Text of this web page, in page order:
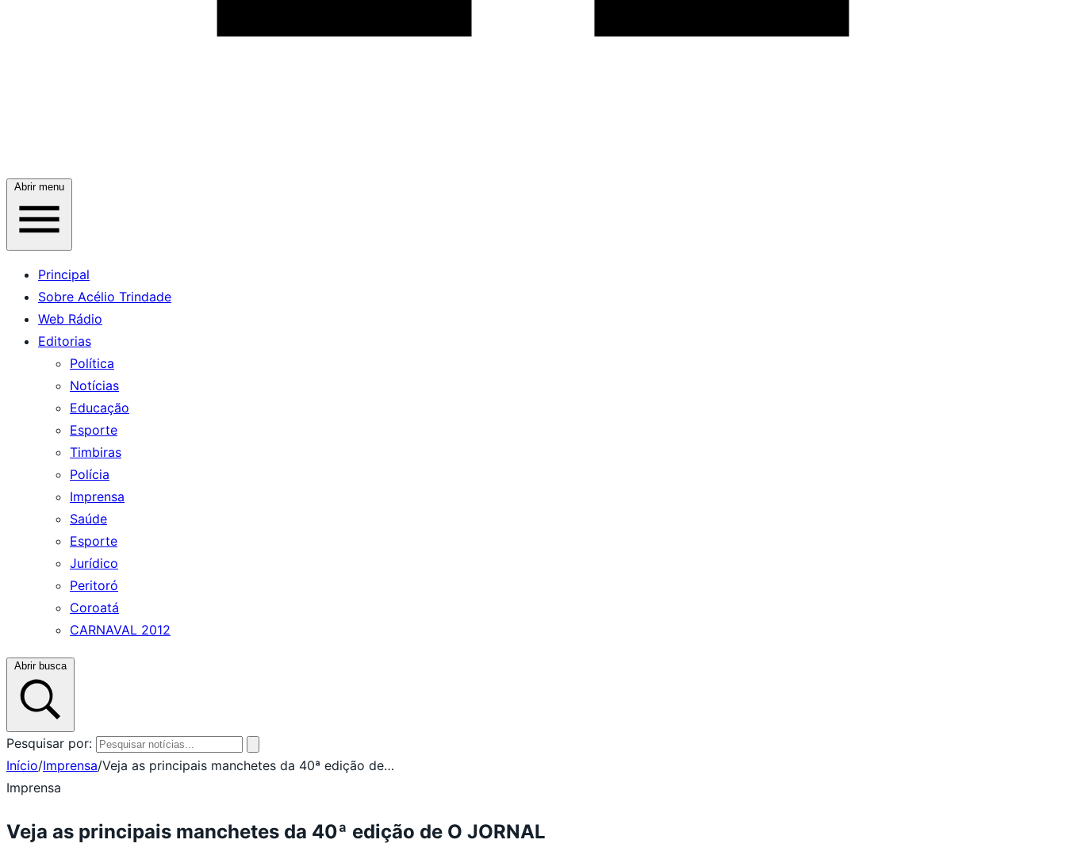
Abrir menu
Principal
Sobre Acélio Trindade
Web Rádio
Editorias
Política
Notícias
Educação
Esporte
Timbiras
Polícia
Imprensa
Saúde
Esporte
Jurídico
Peritoró
Coroatá
CARNAVAL 2012
Abrir busca
Pesquisar por:
Início/Imprensa/Veja as principais manchetes da 40ª edição de…
Imprensa
Veja as principais manchetes da 40ª edição de O JORNAL